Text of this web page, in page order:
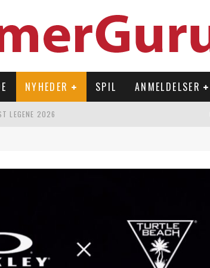
NYHEDER SPIL ANMELDELSER
LEGENE 2026
TILBAGE UNDER OVERFLADEN